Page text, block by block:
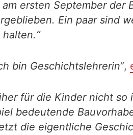
ersten September
Ein paar sind
bin Geschichtslehrerin“,
für die Kinder nicht
bedeutende
die eigentliche